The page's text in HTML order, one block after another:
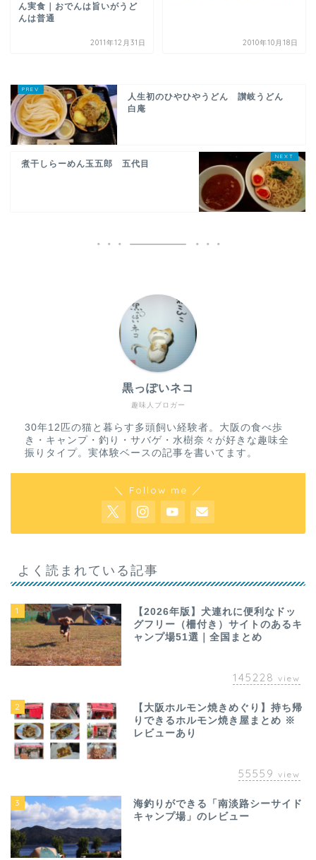
ん実食｜おでんは旨いがうど
んは普通
2011年12月31日 2010年10月18日
人生初のひやひやうどん 讃岐うどん
白庵
煮干しらーめん玉五郎 五代目
趣味人ブロガー
黒っぽいネコ
30年12匹の猫と暮らす多頭飼い経験者。大阪の食べ歩
き・キャンプ・釣り・サバゲ・水樹奈々が好きな趣味全
振りタイプ。実体験ベースの記事を書いてます。
＼ Follow me ／
よく読まれている記事
1
【2026年版】犬連れに便利なドッ
グフリー（柵付き）サイトのあるキ
ャンプ場51選｜全国まとめ
145228 view
2
【大阪ホルモン焼きめぐり】持ち帰
りできるホルモン焼き屋まとめ ※
レビューあり
55559 view
3
海釣りができる「南淡路シーサイド
キャンプ場」のレビュー